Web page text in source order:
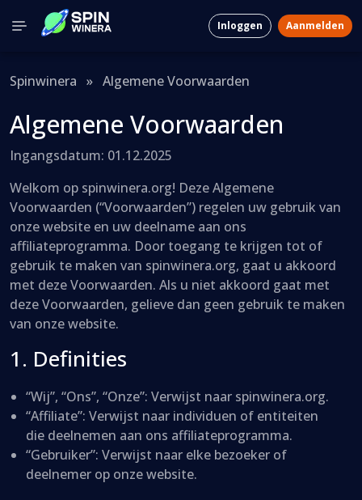
Inloggen Aanmelden
Spinwinera » Algemene Voorwaarden
Algemene Voorwaarden
Ingangsdatum: 01.12.2025
Welkom op spinwinera.org! Deze Algemene
Voorwaarden (“Voorwaarden”) regelen uw gebruik van
onze website en uw deelname aan ons
affiliateprogramma. Door toegang te krijgen tot of
gebruik te maken van spinwinera.org, gaat u akkoord
met deze Voorwaarden. Als u niet akkoord gaat met
deze Voorwaarden, gelieve dan geen gebruik te maken
van onze website.
1. Definities
“Wij”, “Ons”, “Onze”: Verwijst naar spinwinera.org.
“Affiliate”: Verwijst naar individuen of entiteiten
die deelnemen aan ons affiliateprogramma.
“Gebruiker”: Verwijst naar elke bezoeker of
deelnemer op onze website.